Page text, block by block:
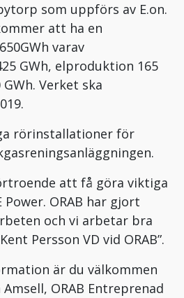
som uppförs av E.on.
att ha en
varav
GWh, elproduktion 165
Verket ska
rörinstallationer för
att få göra viktiga
ORAB har gjort
och vi arbetar bra
Persson VD vid ORAB”.
är du välkommen
ORAB Entreprenad